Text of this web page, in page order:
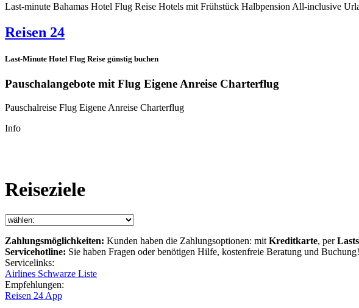
Last-minute Bahamas Hotel Flug Reise Hotels mit Frühstück Halbpension All-inclusive
Reisen 24
Last-Minute Hotel Flug Reise günstig buchen
Pauschalangebote mit Flug Eigene Anreise Charterflug
Pauschalreise Flug Eigene Anreise Charterflug
Info
Reiseziele
Zahlungsmöglichkeiten: Kunden haben die Zahlungsoptionen: mit Kreditkarte, per
Servicehotline: Sie haben Fragen oder benötigen Hilfe, kostenfreie Beratung und Buchung!
Servicelinks:
Airlines Schwarze Liste
Empfehlungen:
Reisen 24 App